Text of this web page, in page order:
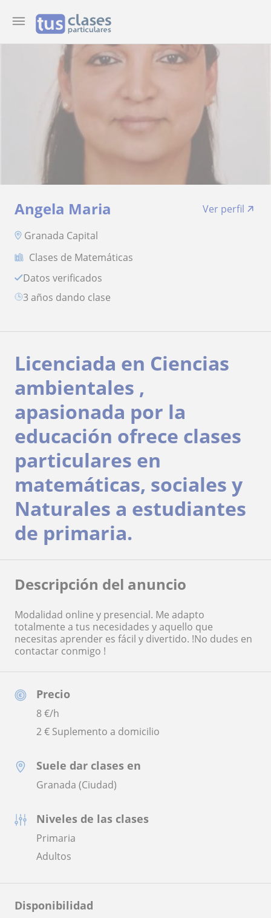
Angela Maria
Ver perfil
Granada Capital
Clases de Matemáticas
Datos verificados
3 años dando clase
Precio
8€/h
2 € Suplemento a domicilio
Suele dar clases en
Granada (Ciudad)
Niveles de las clases
Primaria
Adultos
Disponibilidad
Licenciada en Ciencias
ambientales ,
apasionada por la
educación ofrece clases
particulares en
matemáticas, sociales y
Naturales a estudiantes
de primaria.
Descripción del anuncio
Modalidad online y presencial. Me adapto
totalmente a tus necesidades y aquello que
necesitas aprender es fácil y divertido. !No dudes en
contactar conmigo !